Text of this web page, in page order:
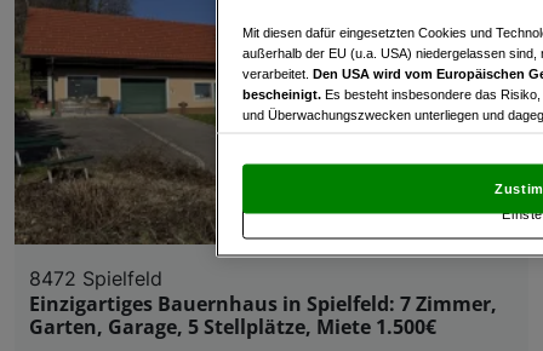
8472 Spielfeld
Einzigartiges Bauernhaus in Spielfeld: 7 Zimmer,
Garten, Garage, 5 Stellplätze, Miete 1.500€
Mit diesen dafür eingesetzten Cookies und
außerhalb der EU (u.a. USA) niedergelassen
verarbeitet. Den USA wird vom Europäischen
bescheinigt. Es besteht insbesondere das
und Überwachungszwecken unterliegen und
und Widerspruch gegen die Verarbeitung auf der
„Cookie Einstellungen“, die sich auf jeder Seite
Verwendung genauer Standortdaten.
Zugriff auf Informationen auf einem Endgerät.